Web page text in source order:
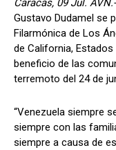
Caracas, 09 Jul. AVN.-
Gustavo Dudamel se
Filarmónica de Los
de California,
beneficio de las
terremoto del 24 de
“Venezuela siempre
siempre con las
siempre a causa de